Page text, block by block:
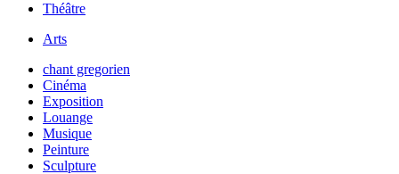
Théâtre
Arts
chant gregorien
Cinéma
Exposition
Louange
Musique
Peinture
Sculpture